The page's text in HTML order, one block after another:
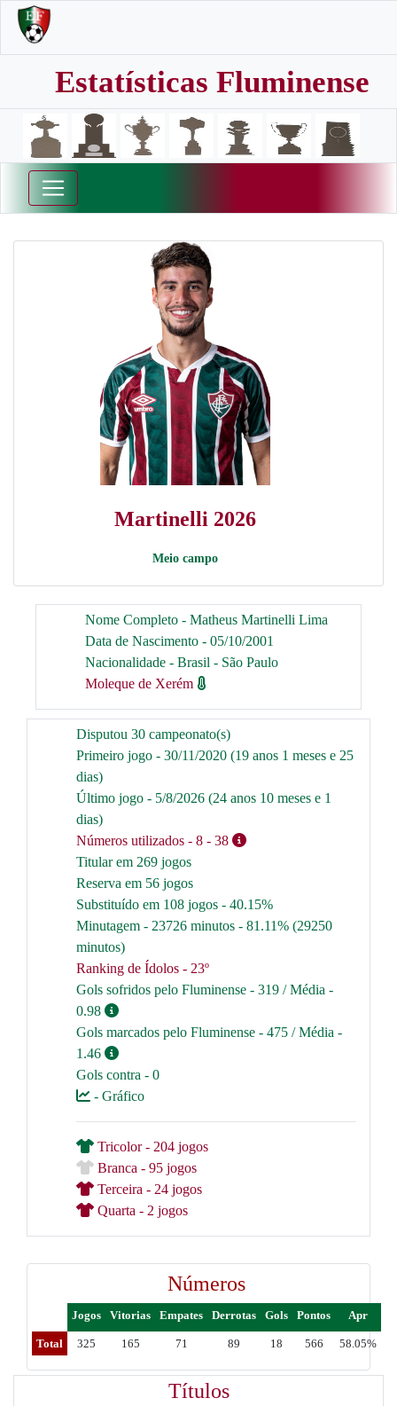
Estatísticas Fluminense
Martinelli 2026
Meio campo
Nome Completo - Matheus Martinelli Lima
Data de Nascimento - 05/10/2001
Nacionalidade - Brasil - São Paulo
Moleque de Xerém
Disputou 30 campeonato(s)
Primeiro jogo - 30/11/2020 (19 anos 1 meses e 25
dias)
Último jogo - 5/8/2026 (24 anos 10 meses e 1
dias)
Números utilizados - 8 - 38
Titular em 269 jogos
Reserva em 56 jogos
Substituído em 108 jogos - 40.15%
Minutagem - 23726 minutos - 81.11% (29250
minutos)
Ranking de Ídolos - 23º
Gols sofridos pelo Fluminense - 319 / Média -
0.98
Gols marcados pelo Fluminense - 475 / Média -
1.46
Gols contra - 0
- Gráfico
Tricolor - 204 jogos
Branca - 95 jogos
Terceira - 24 jogos
Quarta - 2 jogos
Números
Jogos Vitorias Empates Derrotas Gols Pontos Apr
Total 325 165 71 89 18 566 58.05%
Títulos